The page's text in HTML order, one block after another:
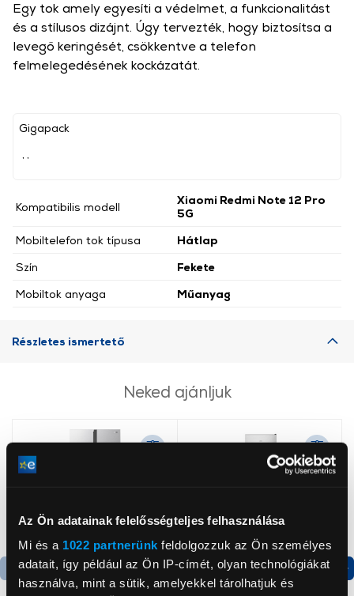
Az Ön adatainak felelősségteljes felhasználása
Mi és a 1022 partnerünk feldolgozzuk az Ön személyes
adatait, így például az Ön IP-címét, olyan technológiákat
használva, mint a sütik, amelyekkel tárolhatjuk és
Gigapack
Kompatibilis modell
Xiaomi Redmi Note 12 Pro
5G
Mobiltelefon tok típusa
Hátlap
Szín
Fekete
Mobiltok anyaga
Műanyag
Egy tok amely egyesíti a védelmet, a funkcionalitást
és a stílusos dizájnt. Úgy tervezték, hogy biztosítsa a
levegő keringését, csökkentve a telefon
felmelegedésének kockázatát.
Részletes ismertető
Neked ajánljuk
Termék adatlap Termék adatlap